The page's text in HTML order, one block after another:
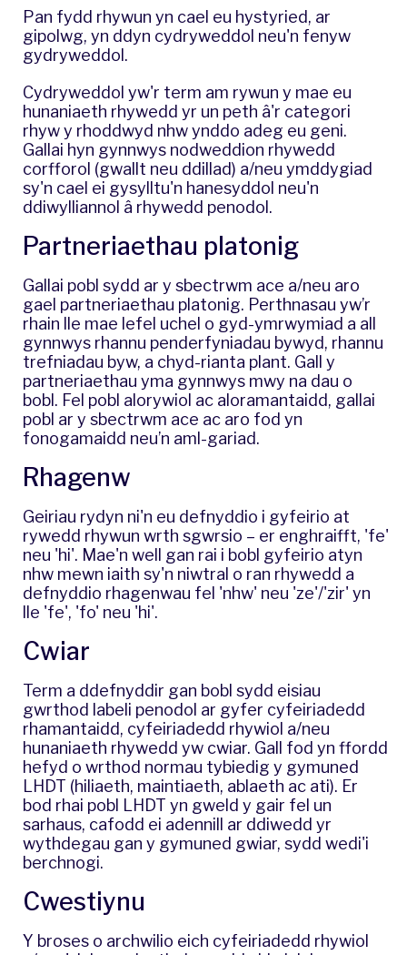
Pan fydd rhywun yn cael eu hystyried, ar
gipolwg, yn ddyn cydryweddol neu'n fenyw
gydryweddol.
Cydryweddol yw'r term am rywun y mae eu
hunaniaeth rhywedd yr un peth â'r categori
rhyw y rhoddwyd nhw ynddo adeg eu geni.
Gallai hyn gynnwys nodweddion rhywedd
corfforol (gwallt neu ddillad) a/neu ymddygiad
sy'n cael ei gysylltu'n hanesyddol neu'n
ddiwylliannol â rhywedd penodol.
Partneriaethau platonig
Gallai pobl sydd ar y sbectrwm ace a/neu aro
gael partneriaethau platonig. Perthnasau yw’r
rhain lle mae lefel uchel o gyd-ymrwymiad a all
gynnwys rhannu penderfyniadau bywyd, rhannu
trefniadau byw, a chyd-rianta plant. Gall y
partneriaethau yma gynnwys mwy na dau o
bobl. Fel pobl alorywiol ac aloramantaidd, gallai
pobl ar y sbectrwm ace ac aro fod yn
fonogamaidd neu’n aml-gariad.
Rhagenw
Geiriau rydyn ni'n eu defnyddio i gyfeirio at
rywedd rhywun wrth sgwrsio – er enghraifft, 'fe'
neu 'hi'. Mae'n well gan rai i bobl gyfeirio atyn
nhw mewn iaith sy'n niwtral o ran rhywedd a
defnyddio rhagenwau fel 'nhw' neu 'ze'/'zir' yn
lle 'fe', 'fo' neu 'hi'.
Cwiar
Term a ddefnyddir gan bobl sydd eisiau
gwrthod labeli penodol ar gyfer cyfeiriadedd
rhamantaidd, cyfeiriadedd rhywiol a/neu
hunaniaeth rhywedd yw cwiar. Gall fod yn ffordd
hefyd o wrthod normau tybiedig y gymuned
LHDT (hiliaeth, maintiaeth, ablaeth ac ati). Er
bod rhai pobl LHDT yn gweld y gair fel un
sarhaus, cafodd ei adennill ar ddiwedd yr
wythdegau gan y gymuned gwiar, sydd wedi'i
berchnogi.
Cwestiynu
Y broses o archwilio eich cyfeiriadedd rhywiol